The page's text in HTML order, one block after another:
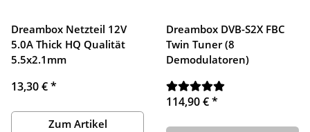
Dreambox Netzteil 12V
5.0A Thick HQ Qualität
5.5x2.1mm
13,30 €*
Zum Artikel
Dreambox DVB-S2X FBC
Twin Tuner (8
Demodulatoren)
114,90 €*